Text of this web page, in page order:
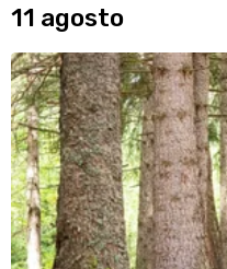
11 agosto